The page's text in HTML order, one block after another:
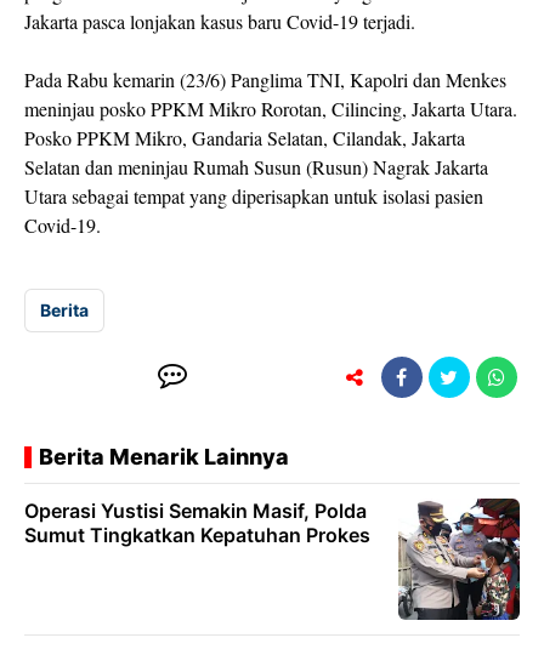
Jakarta pasca lonjakan kasus baru Covid-19 terjadi.
Pada Rabu kemarin (23/6) Panglima TNI, Kapolri dan Menkes
meninjau posko PPKM Mikro Rorotan, Cilincing, Jakarta Utara.
Posko PPKM Mikro, Gandaria Selatan, Cilandak, Jakarta
Selatan dan meninjau Rumah Susun (Rusun) Nagrak Jakarta
Utara sebagai tempat yang diperisapkan untuk isolasi pasien
Covid-19.
Berita
Berita Menarik Lainnya
Operasi Yustisi Semakin Masif, Polda
Sumut Tingkatkan Kepatuhan Prokes